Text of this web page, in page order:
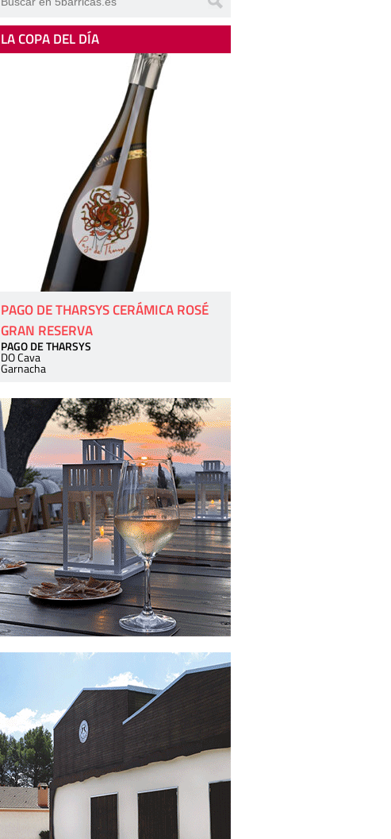
LA COPA DEL DÍA
PAGO DE THARSYS CERÁMICA ROSÉ
GRAN RESERVA
PAGO DE THARSYS
DO Cava
Garnacha